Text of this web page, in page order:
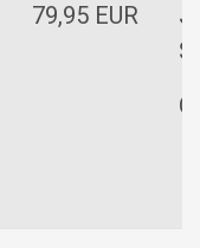
79,95 EUR